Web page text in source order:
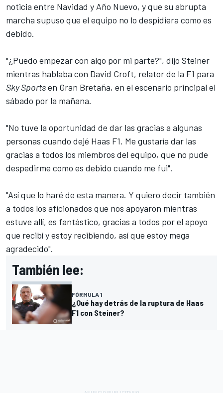
noticia entre Navidad y Año Nuevo, y que su abrupta
marcha supuso que el equipo no lo despidiera como es
debido.
"¿Puedo empezar con algo por mi parte?", dijo Steiner
mientras hablaba con David Croft, relator de la F1 para
Sky Sportsen Gran Bretaña, en el escenario principal el
sábado por la mañana.
"No tuve la oportunidad de dar las gracias a algunas
personas cuando dejé Haas F1. Me gustaría dar las
gracias a todos los miembros del equipo, que no pude
despedirme como es debido cuando me fui".
"Así que lo haré de esta manera. Y quiero decir también
a todos los aficionados que nos apoyaron mientras
estuve allí, es fantástico, gracias a todos por el apoyo
que recibí y estoy recibiendo, así que estoy mega
agradecido".
También lee:
FÓRMULA 1
¿Qué hay detrás de la ruptura de Haas
F1 con Steiner?